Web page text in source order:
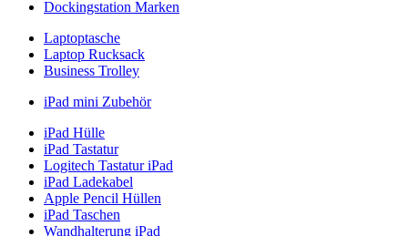
Dockingstation Marken
Laptoptasche
Laptop Rucksack
Business Trolley
iPad mini Zubehör
iPad Hülle
iPad Tastatur
Logitech Tastatur iPad
iPad Ladekabel
Apple Pencil Hüllen
iPad Taschen
Wandhalterung iPad